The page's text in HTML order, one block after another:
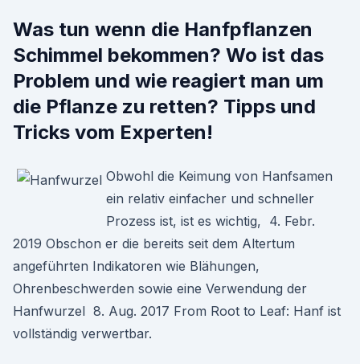
Was tun wenn die Hanfpflanzen
Schimmel bekommen? Wo ist das
Problem und wie reagiert man um
die Pflanze zu retten? Tipps und
Tricks vom Experten!
Obwohl die Keimung von Hanfsamen
ein relativ einfacher und schneller
Prozess ist, ist es wichtig, 4. Febr.
2019 Obschon er die bereits seit dem Altertum
angeführten Indikatoren wie Blähungen,
Ohrenbeschwerden sowie eine Verwendung der
Hanfwurzel 8. Aug. 2017 From Root to Leaf: Hanf ist
vollständig verwertbar.